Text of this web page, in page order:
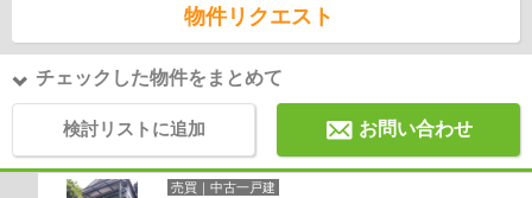
物件リクエスト
チェックした物件をまとめて
検討リストに追加 お問い合わせ
売買｜中古一戸建